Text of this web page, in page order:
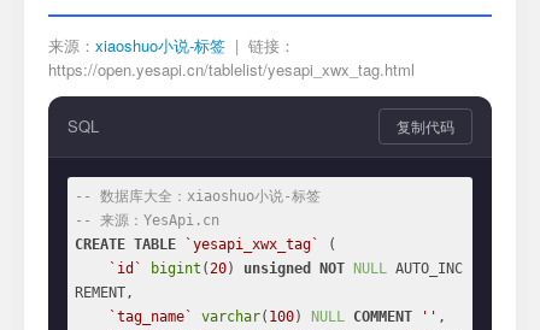
来源： xiaoshuo小说-标签 | 链接：
https://open.yesapi.cn/tablelist/yesapi_xwx_tag.html
SQL 复制代码
-- 数据库大全：xiaoshuo小说-标签
-- 来源：YesApi.cn
CREATE TABLE `yesapi_xwx_tag`
(
`id`
bigint (20) unsigned NOT NULL AUTO_INC
REMENT,
`tag_name`
varchar( 100) NULL COMMENT '' ,